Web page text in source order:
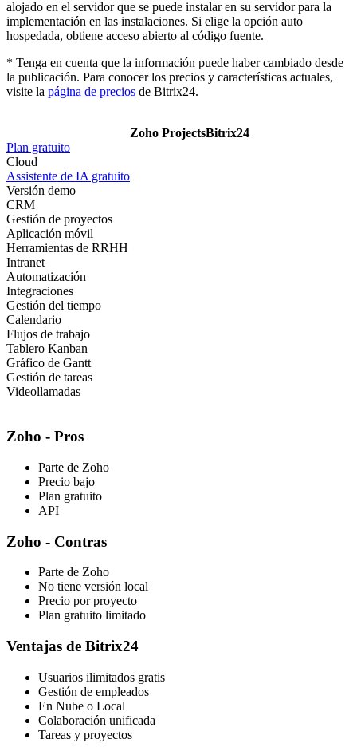
alojado en el servidor que se puede instalar en su servidor para la
implementación en las instalaciones. Si elige la opción auto
hospedada, obtiene acceso abierto al código fuente.
* Tenga en cuenta que la información puede haber cambiado desde
la publicación. Para conocer los precios y características actuales,
visite la página de precios de Bitrix24.
Zoho ProjectsBitrix24
Plan gratuito
Cloud
Assistente de IA gratuito
Versión demo
CRM
Gestión de proyectos
Aplicación móvil
Herramientas de RRHH
Intranet
Automatización
Integraciones
Gestión del tiempo
Calendario
Flujos de trabajo
Tablero Kanban
Gráfico de Gantt
Gestión de tareas
Videollamadas
Zoho - Pros
Parte de Zoho
Precio bajo
Plan gratuito
API
Zoho - Contras
Parte de Zoho
No tiene versión local
Precio por proyecto
Plan gratuito limitado
Ventajas de Bitrix24
Usuarios ilimitados gratis
Gestión de empleados
En Nube o Local
Colaboración unificada
Tareas y proyectos